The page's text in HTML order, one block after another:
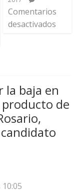
Comentarios
desactivados
la baja en
producto de